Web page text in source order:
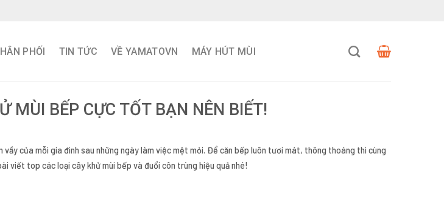
PHỐI TIN TỨC VỀ YAMATOVN MÁY HÚT MÙI
MÙI BẾP CỰC TỐT BẠN NÊN BIẾT!
vầy của mỗi gia đình sau những ngày làm việc mệt mỏi. Để căn bếp luôn tươi mát, thông thoáng thì cùng
viết top các loại cây khử mùi bếp và đuổi côn trùng hiệu quả nhé!